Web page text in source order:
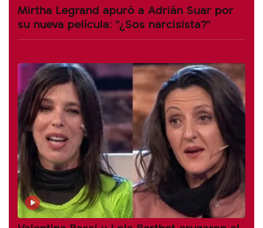
Mirtha Legrand apuró a Adrián Suar por
su nueva película: "¿Sos narcisista?"